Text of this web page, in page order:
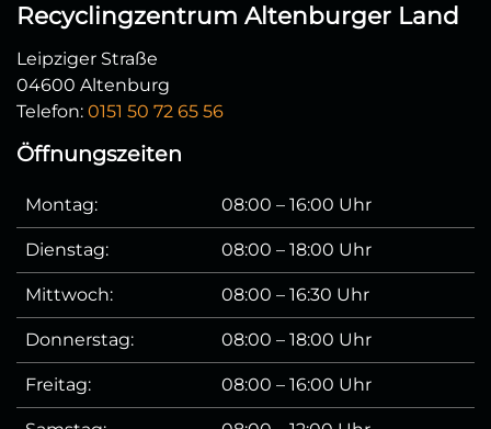
Recyclingzentrum Altenburger Land
Leipziger Straße
04600 Altenburg
Telefon: 0151 50 72 65 56
Öffnungszeiten
Montag: 08:00 – 16:00 Uhr
Dienstag: 08:00 – 18:00 Uhr
Mittwoch: 08:00 – 16:30 Uhr
Donnerstag: 08:00 – 18:00 Uhr
Freitag: 08:00 – 16:00 Uhr